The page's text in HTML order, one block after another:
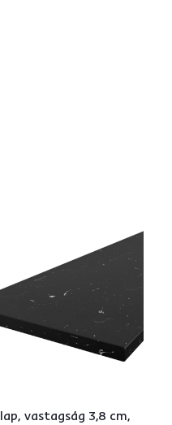
vastagság 3,8 cm,